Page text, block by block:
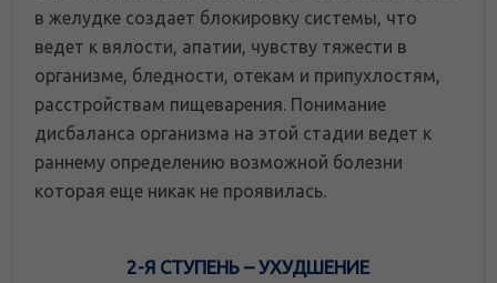
в желудке создает блокировку системы, что
ведет к вялости, апатии, чувству тяжести в
организме, бледности, отекам и припухлостям,
расстройствам пищеварения. Понимание
дисбаланса организма на этой стадии ведет к
раннему определению возможной болезни
которая еще никак не проявилась.
2-Я СТУПЕНЬ – УХУДШЕНИЕ